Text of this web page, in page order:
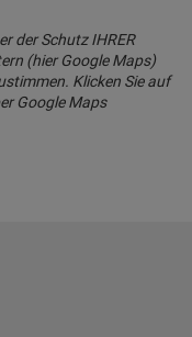
der Schutz IHRER
(hier Google Maps)
Klicken Sie auf
Google Maps